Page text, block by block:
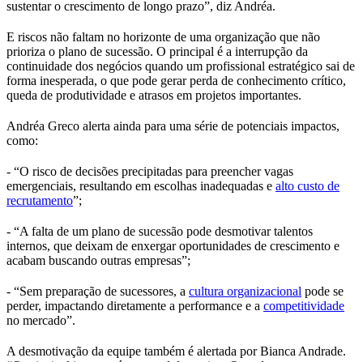
sustentar o crescimento de longo prazo”, diz Andréa.
E riscos não faltam no horizonte de uma organização que não
prioriza o plano de sucessão. O principal é a interrupção da
continuidade dos negócios quando um profissional estratégico sai de
forma inesperada, o que pode gerar perda de conhecimento crítico,
queda de produtividade e atrasos em projetos importantes.
Andréa Greco alerta ainda para uma série de potenciais impactos,
como:
- “O risco de decisões precipitadas para preencher vagas
emergenciais, resultando em escolhas inadequadas e alto custo de
recrutamento”;
- “A falta de um plano de sucessão pode desmotivar talentos
internos, que deixam de enxergar oportunidades de crescimento e
acabam buscando outras empresas”;
- “Sem preparação de sucessores, a cultura organizacional pode se
perder, impactando diretamente a performance e a competitividade
no mercado”.
A desmotivação da equipe também é alertada por Bianca Andrade.